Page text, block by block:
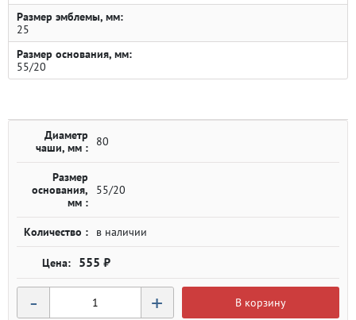
Размер эмблемы, мм:
25
Размер основания, мм:
55/20
Диаметр
чаши, мм :
80
Размер
основания,
мм :
55/20
Количество : в наличии
555 ₽
- + В корзину